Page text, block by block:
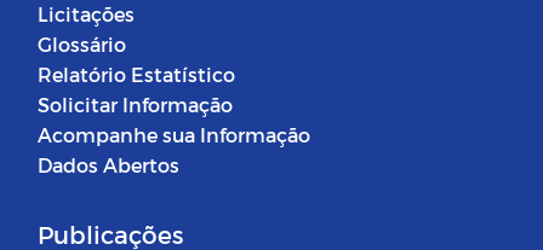
Licitações
Glossário
Relatório Estatístico
Solicitar Informação
Acompanhe sua Informação
Dados Abertos
Publicações